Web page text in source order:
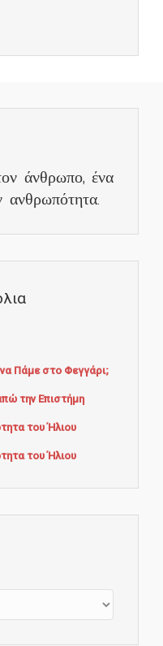
άνθρωπο, ένα
ανθρωπότητα.
Πάμε στο Φεγγάρι;
την Επιστήμη
του Ήλιου
του Ήλιου